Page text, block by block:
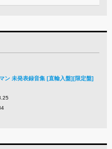
ン 未発表録音集 [直輸入盤][限定盤]